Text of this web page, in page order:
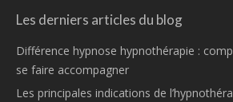
Les derniers articles du blog
Différence hypnose hypnothérapie :
se faire accompagner
Les principales indications de